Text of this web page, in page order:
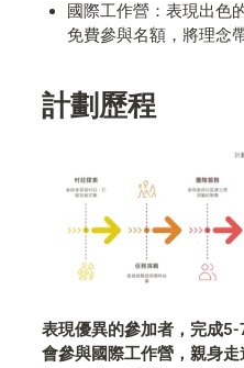
國際工作營：表現出色
免費參與名額，將理念
計劃歷程
表現優異的參加者，完成
會參與國際工作營，親身